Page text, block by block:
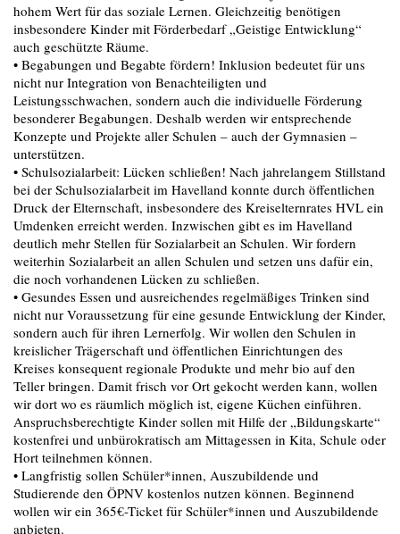
hohem Wert für das soziale Lernen. Gleichzeitig benötigen
insbesondere Kinder mit Förderbedarf „Geistige Entwicklung“
auch geschützte Räume.
• Begabungen und Begabte fördern! Inklusion bedeutet für uns
nicht nur Integration von Benachteiligten und
Leistungsschwachen, sondern auch die individuelle Förderung
besonderer Begabungen. Deshalb werden wir entsprechende
Konzepte und Projekte aller Schulen – auch der Gymnasien –
unterstützen.
• Schulsozialarbeit: Lücken schließen! Nach jahrelangem Stillstand
bei der Schulsozialarbeit im Havelland konnte durch öffentlichen
Druck der Elternschaft, insbesondere des Kreiselternrates HVL ein
Umdenken erreicht werden. Inzwischen gibt es im Havelland
deutlich mehr Stellen für Sozialarbeit an Schulen. Wir fordern
weiterhin Sozialarbeit an allen Schulen und setzen uns dafür ein,
die noch vorhandenen Lücken zu schließen.
• Gesundes Essen und ausreichendes regelmäßiges Trinken sind
nicht nur Voraussetzung für eine gesunde Entwicklung der Kinder,
sondern auch für ihren Lernerfolg. Wir wollen den Schulen in
kreislicher Trägerschaft und öffentlichen Einrichtungen des
Kreises konsequent regionale Produkte und mehr bio auf den
Teller bringen. Damit frisch vor Ort gekocht werden kann, wollen
wir dort wo es räumlich möglich ist, eigene Küchen einführen.
Anspruchsberechtigte Kinder sollen mit Hilfe der „Bildungskarte“
kostenfrei und unbürokratisch am Mittagessen in Kita, Schule oder
Hort teilnehmen können.
• Langfristig sollen Schüler*innen, Auszubildende und
Studierende den ÖPNV kostenlos nutzen können. Beginnend
wollen wir ein 365€-Ticket für Schüler*innen und Auszubildende
anbieten.